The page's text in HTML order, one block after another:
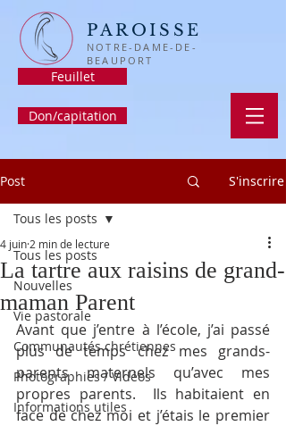
PAROISSE
NOTRE-DAME-DE-
BEAUPORT
Feuillet
Don/capitation
Post S'inscrire
Tous les posts
Nouvelles
Vie pastorale
Communautés chrétiennes
Photographies / Vidéos
Informations utiles
Tous les posts
La tartre aux raisins de grand-
maman Parent
4 juin 2 min de lecture
Avant que j’entre à l’école, j’ai passé
plus de temps chez mes grands-
parents maternels qu’avec mes
propres parents.  Ils habitaient en
face de chez moi et j’étais le premier